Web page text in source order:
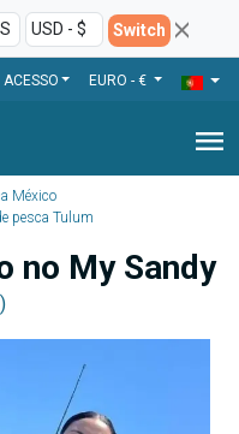
Switch
ACESSO EURO - €
menu
México
pesca Tulum
no My Sandy